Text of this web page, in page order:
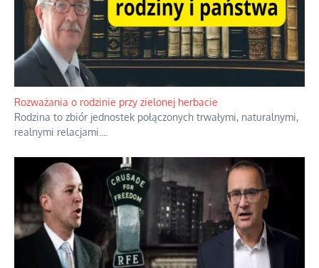
Bezobsługowe muzeum objawień w Alpach
Boże, nikt tego nie pilnuje, nic kompletnie....